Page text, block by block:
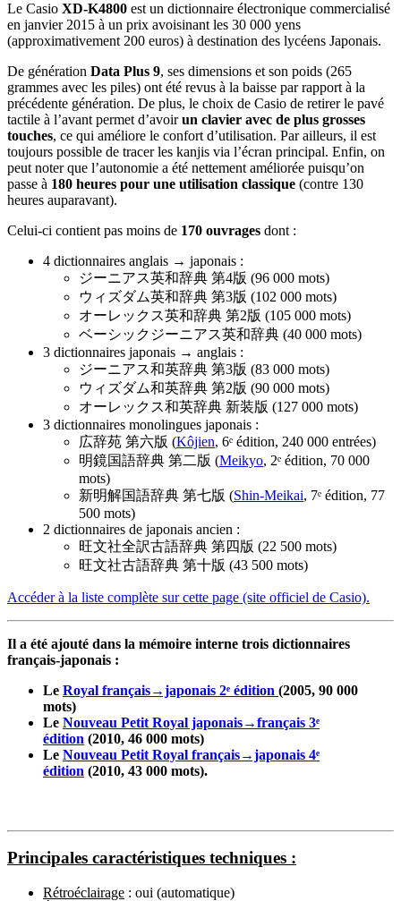
Le Casio XD-K4800 est un dictionnaire électronique commercialisé
en janvier 2015 à un prix avoisinant les 30 000 yens
(approximativement 200 euros) à destination des lycéens Japonais.
De génération Data Plus 9, ses dimensions et son poids (265
grammes avec les piles) ont été revus à la baisse par rapport à la
précédente génération. De plus, le choix de Casio de retirer le pavé
tactile à l’avant permet d’avoirun clavier avec de plus grosses
touches, ce qui améliore le confort d’utilisation. Par ailleurs, il est
toujours possible de tracer les kanjis via l’écran principal. Enfin, on
peut noter que l’autonomie a été nettement améliorée puisqu’on
passe à 180 heures pour une utilisation classique (contre 130
heures auparavant).
Celui-ci contient pas moins de 170 ouvrages dont :
4 dictionnaires anglais → japonais :
ジーニアス英和辞典 第4版 (96 000 mots)
ウィズダム英和辞典 第3版 (102 000 mots)
オーレックス英和辞典 第2版 (105 000 mots)
ベーシックジーニアス英和辞典 (40 000 mots)
3 dictionnaires japonais → anglais :
ジーニアス和英辞典 第3版 (83 000 mots)
ウィズダム和英辞典 第2版 (90 000 mots)
オーレックス和英辞典 新装版 (127 000 mots)
3 dictionnaires monolingues japonais :
広辞苑 第六版 (Kôjien, 6ᵉ édition, 240 000 entrées)
明鏡国語辞典 第二版 (Meikyo, 2ᵉ édition, 70 000
mots)
新明解国語辞典 第七版 (Shin-Meikai, 7ᵉ édition, 77
500 mots)
2 dictionnaires de japonais ancien :
旺文社全訳古語辞典 第四版 (22 500 mots)
旺文社古語辞典 第十版 (43 500 mots)
Accéder à la liste complète sur cette page (site officiel de Casio).
Il a été ajouté dans la mémoire interne trois dictionnaires
français-japonais :
Le Royal français→japonais 2ᵉ édition (2005, 90 000
mots)
Le Nouveau Petit Royal japonais→français 3ᵉ
édition (2010, 46 000 mots)
Le Nouveau Petit Royal français→japonais 4ᵉ
édition (2010, 43 000 mots).
Principales caractéristiques techniques :
Rétroéclairage : oui (automatique)